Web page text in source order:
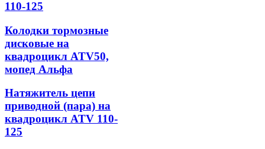
110-125
Колодки тормозные
дисковые на
квадроцикл ATV50,
мопед Альфа
Натяжитель цепи
приводной (пара) на
квадроцикл ATV 110-
125